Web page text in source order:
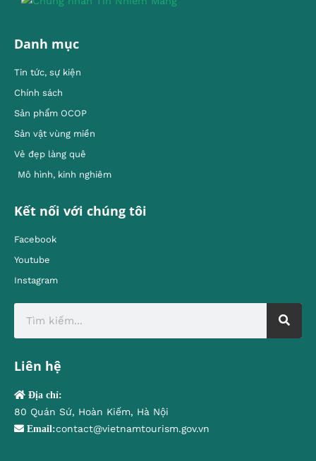
Danh mục
Tin tức, sự kiện
Chính sách
Sản phẩm OCOP
Sản vật vùng miền
Vẻ đẹp làng quê
Mô hình, kinh nghiêm
Kết nối với chúng tôi
Facebook
Youtube
Instagram
Liên hệ
Địa chỉ:
80 Quán Sứ, Hoàn Kiếm, Hà Nội
Email:contact@vietnamtourism.gov.vn